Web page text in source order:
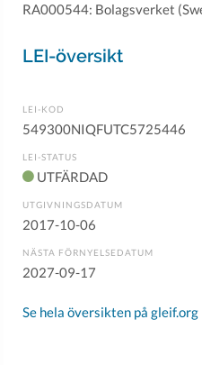
RA000544: Bolagsverket
LEI-översikt
LEI-KOD
549300NIQFUTC5725446
LEI-STATUS
UTFÄRDAD
UTGIVNINGSDATUM
2017-10-06
NÄSTA FÖRNYELSEDATUM
2027-09-17
Se hela översikten på gleif.org